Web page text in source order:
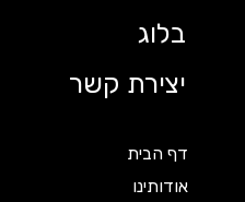
בלוג
יצירת קשר
דף הבית
אודותינו